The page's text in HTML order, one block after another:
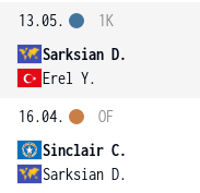
13.05.
Sarksian D.
Erel Y.
1K
16.04.
Sinclair C.
Sarksian D.
OF